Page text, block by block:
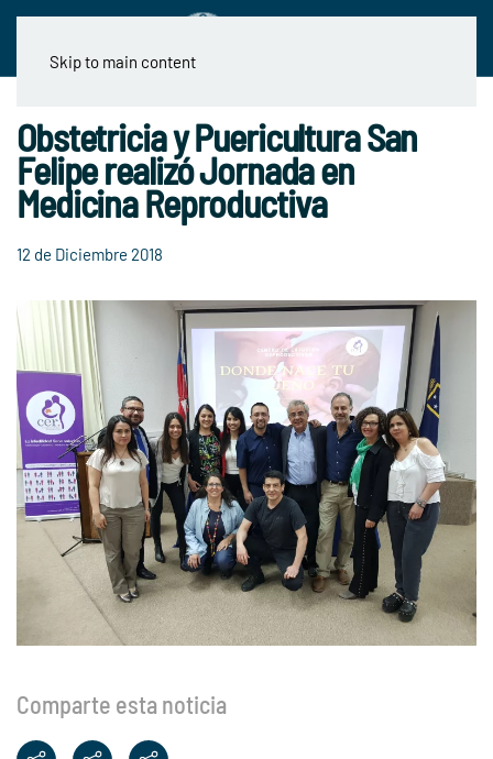
Skip to main content
Obstetricia y Puericultura San
Felipe realizó Jornada en
Medicina Reproductiva
12 de Diciembre 2018
Comparte esta noticia